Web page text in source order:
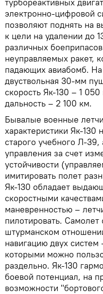
электронно-цифровой
позволяют поднять на
к цели на удалении до
различных
неуправляемых ракет,
падающих авиабомб.
двуствольная 30-мм
скорость Як-130 – 1
дальность – 2 100 км.
Бывалые военные
характеристики Як-
старого учебного Л-
управления за счет
устойчивости
имитировать полет
Як-130 обладает
скоростными
маневренностью –
пилотировать.
штурманском
навигацию двух
которыми можно
раздельно. Як-130
боевой потенциал, на
возможности